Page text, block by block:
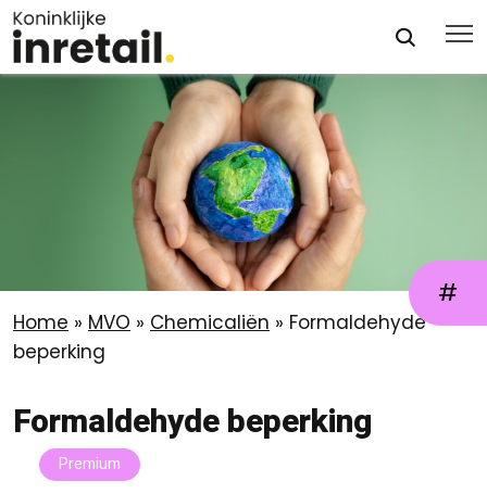
Home » MVO » Chemicaliën » Formaldehyde
beperking
Formaldehyde beperking
Premium
#